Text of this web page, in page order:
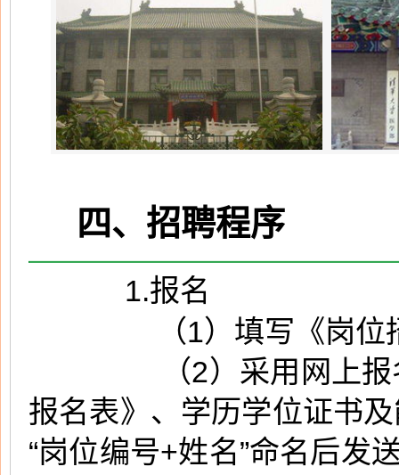
四、招聘程序
1.报名
（1）填写《岗位招
（2）采用网上报名的
报名表》、学历学位证书
“岗位编号+姓名”命名后发